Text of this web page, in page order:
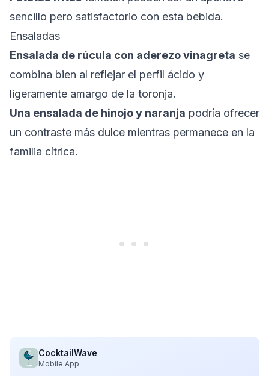
sencillo pero satisfactorio con esta bebida.
Ensaladas
Ensalada de rúcula con aderezo vinagreta se
combina bien al reflejar el perfil ácido y
ligeramente amargo de la toronja.
Una ensalada de hinojo y naranja podría ofrecer
un contraste más dulce mientras permanece en la
familia cítrica.
CocktailWave
Mobile App